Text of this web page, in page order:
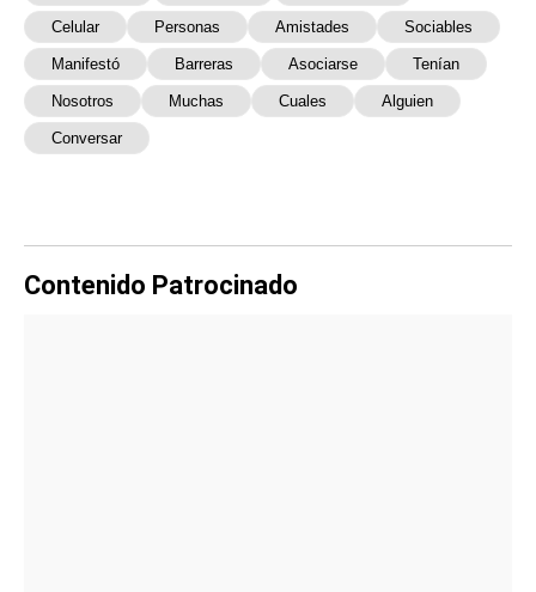
Celular Personas Amistades Sociables
Manifestó Barreras Asociarse Tenían
Nosotros Muchas Cuales Alguien
Conversar
Contenido Patrocinado